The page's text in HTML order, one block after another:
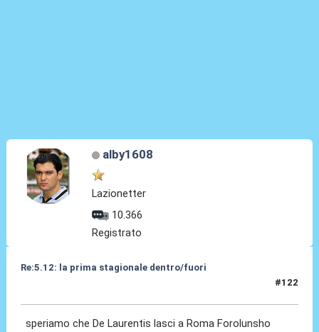
alby1608
Lazionetter
10.366
Registrato
Re:5.12: la prima stagionale dentro/fuori
#122
speriamo che De Laurentis lasci a Roma Forolunsho